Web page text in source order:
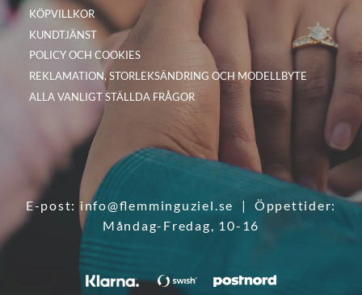
KÖPVILLKOR
KUNDTJÄNST
POLICY OCH COOKIES
REKLAMATION, STORLEKSÄNDRING OCH MODELLBYTE
ALLA VANLIGT STÄLLDA FRÅGOR
E-post: info@flemminguziel.se
| Öppettider:
Måndag-Fredag, 10-16